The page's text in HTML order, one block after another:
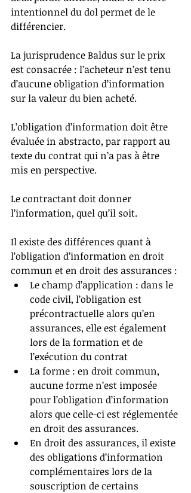
intentionnel du dol permet de le
différencier.
La jurisprudence Baldus sur le prix
est consacrée : l’acheteur n’est tenu
d’aucune obligation d’information
sur la valeur du bien acheté.
L’obligation d’information doit être
évaluée in abstracto, par rapport au
texte du contrat qui n’a pas à être
mis en perspective.
Le contractant doit donner
l’information, quel qu’il soit.
Il existe des différences quant à
l’obligation d’information en droit
commun et en droit des assurances :
Le champ d’application : dans le
code civil, l’obligation est
précontractuelle alors qu’en
assurances, elle est également
lors de la formation et de
l’exécution du contrat
La forme : en droit commun,
aucune forme n’est imposée
pour l’obligation d’information
alors que celle-ci est réglementée
en droit des assurances.
En droit des assurances, il existe
des obligations d’information
complémentaires lors de la
souscription de certains